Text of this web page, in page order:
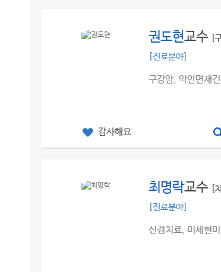
권도현교수
[
[진료분야]
구강암, 악안면재
감사해요
최명락교수
[
[진료분야]
신경치료, 미세현